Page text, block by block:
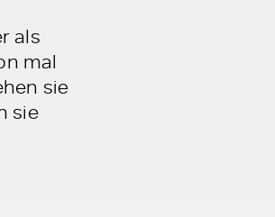
als
mal
sie
sie